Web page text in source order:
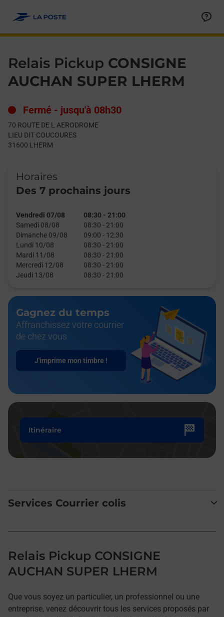
Relais Pickup CONSIGNE
AUCHAN SUPER LHERM
Fermé - jusqu'à 08h30
70 ROUTE DE L AERODROME
LIEU DIT COUCOURES
31600 LHERM
Horaires
Des 7 prochains jours
Vendredi 07/08 08:30 - 21:00
Samedi 08/08
08:30 - 21:00
Dimanche 09/08
09:00 - 12:30
Lundi 10/08
08:30 - 21:00
Mardi 11/08
08:30 - 21:00
Mercredi 12/08
08:30 - 21:00
Jeudi 13/08
08:30 - 21:00
Gagnez du temps
Affranchissez votre courrier
de chez vous
J'imprime mon timbre !
Itinéraire
Services Courrier colis
Relais Pickup CONSIGNE
AUCHAN SUPER LHERM
Que vous soyez un particulier, un professionnel ou une
entreprise, venez découvrir tous les services proposés par